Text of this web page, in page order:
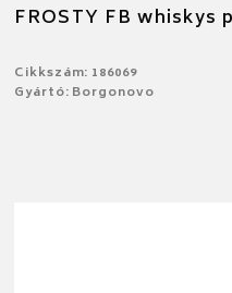
FROSTY FB whiskys
Cikkszám: 186069
Gyártó: Borgonovo